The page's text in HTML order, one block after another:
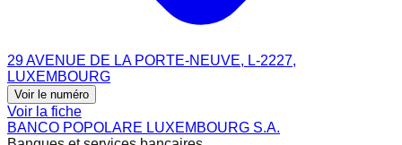
29 AVENUE DE LA PORTE-NEUVE, L-2227,
LUXEMBOURG
Voir le numéro
Voir la fiche
BANCO POPOLARE LUXEMBOURG S.A.